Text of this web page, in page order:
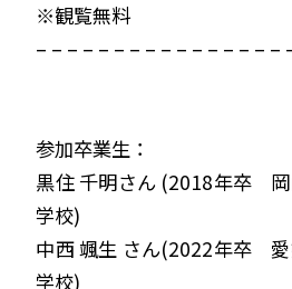
※観覧無料
– – – – – – – – – – – – – – – –
参加卒業生：
黒住 千明さん (2018年卒 岡
学校)
中西 颯生 さん(2022年卒 愛
学校)